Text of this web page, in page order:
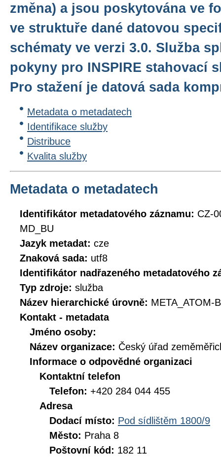
změna) a jsou poskytována ve
ve struktuře dané datovou
schématy ve verzi 3.0. Služba
pokyny pro INSPIRE stahovací
Pro stažení je datová sada
Metadata o metadatech
Identifikace služby
Distribuce
Kvalita služby
Metadata o metadatech
Identifikátor metadatového záznamu: CZ-
MD_BU
Jazyk metadat: cze
Znaková sada: utf8
Identifikátor nadřazeného metadatového
Typ zdroje: služba
Název hierarchické úrovně: META_ATOM-
Kontakt - metadata
Jméno osoby:
Název organizace: Český úřad
Informace o odpovědné organizaci
Kontaktní telefon
Telefon: +420 284 044 455
Adresa
Dodací místo: Pod sídlištěm 1800/9
Město: Praha 8
Poštovní kód: 182 11